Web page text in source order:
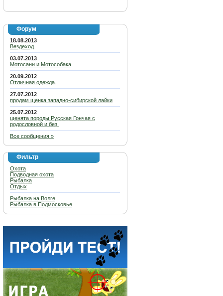
Форум
18.08.2013
Вездеход
03.07.2013
Мотосани и Мотособака
20.09.2012
Отличная одежда.
27.07.2012
продам щенка западно-сибирской лайки
25.07.2012
щенята породы Русская Гончая с
родословной и без.
Все сообщения »
Фильтр
Охота
Подводная охота
Рыбалка
Отдых
Рыбалка на Волге
Рыбалка в Подмосковье